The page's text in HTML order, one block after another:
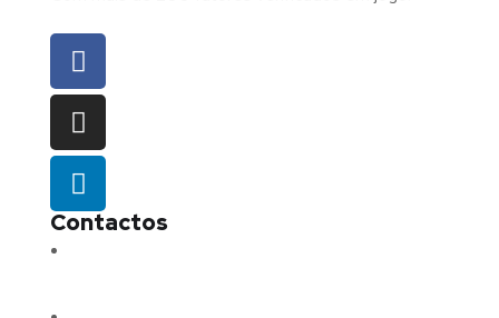
Contactos